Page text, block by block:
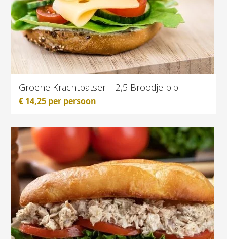
Groene Krachtpatser – 2,5 Broodje p.p
€ 14,25 per persoon